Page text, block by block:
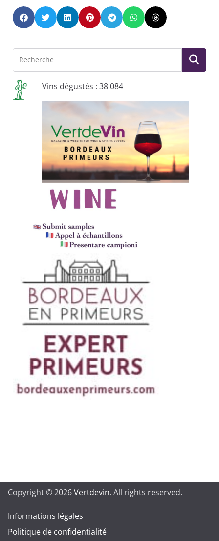
Vins dégustés : 38 084
Copyright © 2026Vertdevin. All rights reserved.
Informations légales
Politique de confidentialité